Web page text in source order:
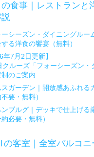
食事｜レストランと
シーズン・ダイニングルー
る洋食の饗宴（無料）
年7月2日更新】
クルーズ「フォーシーズン・
制のご案内
ガーデン｜開放感あふれる
不要・無料）
ブルグ｜デッキで仕上げる
必要・無料）
客室｜全室バルコニ